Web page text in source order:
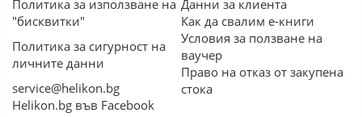
Политика за използване на
"бисквитки"
Политика за сигурност на
личните данни
service@helikon.bg
Helikon.bg във Facebook
Данни за клиента
Как да свалим е-книги
Условия за ползване на
ваучер
Право на отказ от закупена
стока